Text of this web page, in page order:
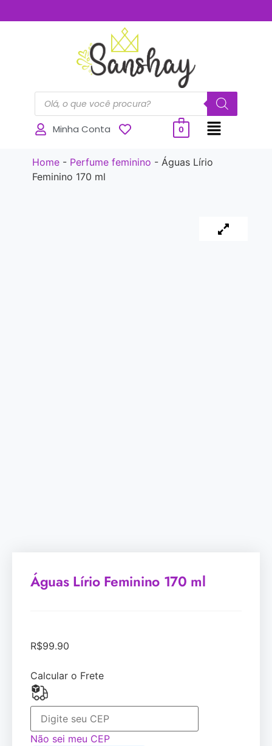
Minha Conta 0
Home- Perfume feminino - Águas Lírio
Feminino 170 ml
Águas Lírio Feminino 170 ml
R$99.90
Calcular o Frete
Não sei meu CEP